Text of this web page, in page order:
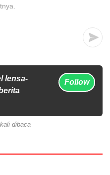
lensa-
Follow
dibaca